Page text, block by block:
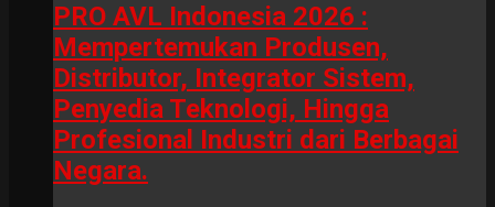
PRO AVL Indonesia 2026 :
Mempertemukan Produsen,
Distributor, Integrator Sistem,
Penyedia Teknologi, Hingga
Profesional Industri dari Berbagai
Negara.